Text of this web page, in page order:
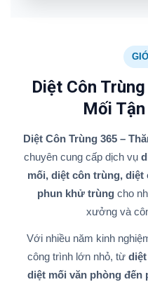
Diệt Côn
Mối
Diệt Côn Trùng 365 –
chuyên cung cấp dịch vụ
mối, diệt côn trùng, diệt
phun khử trùngcho
xưởng và
Với nhiều năm kinh
công trình lớn nhỏ, từ
diệt mối văn phòng